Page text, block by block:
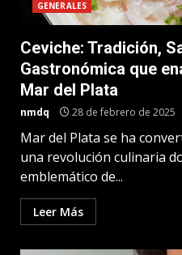
GENERALES
Ceviche: Tradición,
Gastronómica que
Mar del Plata
nmdq 28 de febrero de 2025
Mar del Plata se ha
una revolución culinaria
emblemático de...
Leer Más